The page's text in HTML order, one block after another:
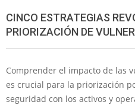
CINCO ESTRATEGIAS
PRIORIZACIÓN DE
Comprender el impacto de las
es crucial para la priorización
seguridad con los activos y